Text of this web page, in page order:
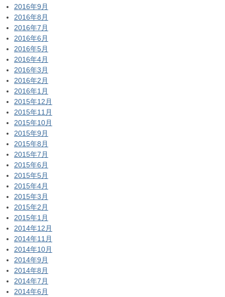
2016年9月
2016年8月
2016年7月
2016年6月
2016年5月
2016年4月
2016年3月
2016年2月
2016年1月
2015年12月
2015年11月
2015年10月
2015年9月
2015年8月
2015年7月
2015年6月
2015年5月
2015年4月
2015年3月
2015年2月
2015年1月
2014年12月
2014年11月
2014年10月
2014年9月
2014年8月
2014年7月
2014年6月